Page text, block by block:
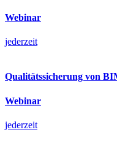
Webinar
jederzeit
Qualitätssicherung von
Webinar
jederzeit